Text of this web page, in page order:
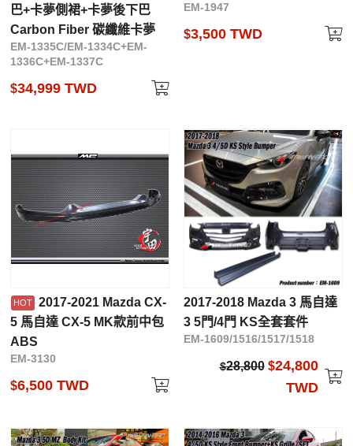
巴+卡夢側裙+卡夢後下巴
Carbon Fiber 碳纖維卡夢
EM-1335C/EM-1334C+EM-
1336C+EM-1337C
$34,999 TWD
EM-1947
$3,500 TWD
2017-2021 Mazda CX-
5 馬自達 CX-5 MK款前中包
ABS
EM-3130
$6,500 TWD
2017-2018 Mazda 3 馬自達
3 5門/4門 KS全套套件
EM-1609/1516/1517/1518
$28,800 $24,800
TWD